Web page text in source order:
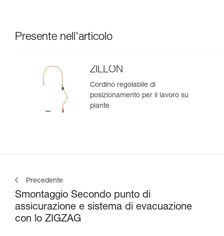
Presente nell'articolo
ZILLON
Cordino regolabile di
posizionamento per il lavoro su
piante
Precedente
Smontaggio Secondo punto di
assicurazione e sistema di evacuazione
con lo ZIGZAG